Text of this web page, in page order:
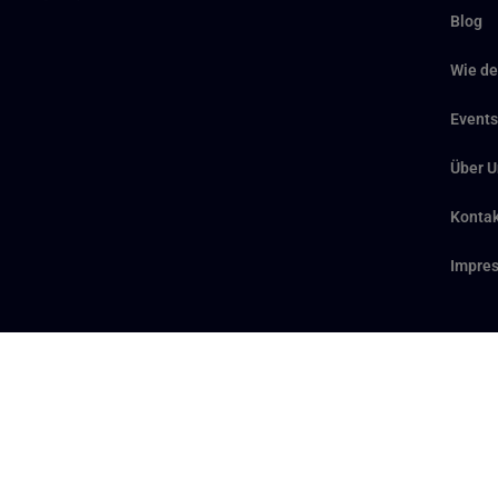
Blog
Wie
Events
Über